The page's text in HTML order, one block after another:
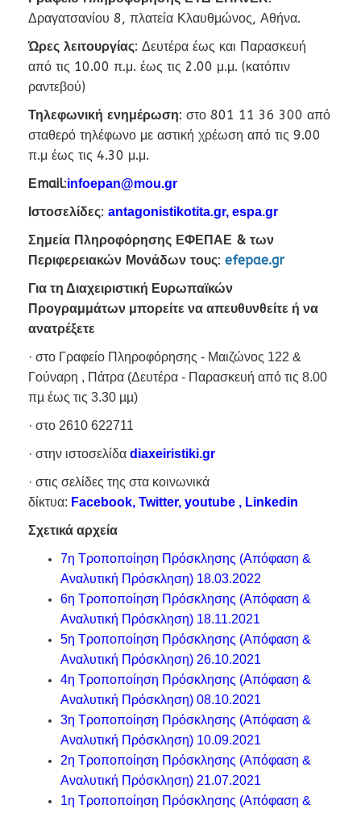
Δραγατσανίου 8, πλατεία Κλαυθμώνος, Αθήνα.
Ώρες λειτουργίας: Δευτέρα έως και Παρασκευή
από τις 10.00 π.μ. έως τις 2.00 μ.μ. (κατόπιν
ραντεβού)
Τηλεφωνική ενημέρωση: στο 801 11 36 300 από
σταθερό τηλέφωνο με αστική χρέωση από τις 9.00
π.μ έως τις 4.30 μ.μ.
Εmail:infoepan@mou.gr
Ιστοσελίδες: antagonistikotita.gr, espa.gr
Σημεία Πληροφόρησης ΕΦΕΠΑΕ & των
Περιφερειακών Μονάδων τους: efepae.gr
Για τη Διαχειριστική Ευρωπαϊκών
Προγραμμάτων μπορείτε να απευθυνθείτε ή να
ανατρέξετε
· στο Γραφείο Πληροφόρησης - Μαιζώνος 122 &
Γούναρη , Πάτρα (Δευτέρα - Παρασκευή από τις 8.00
πµ έως τις 3.30 µµ)
· στο 2610 622711
· στην ιστοσελίδα diaxeiristiki.gr
· στις σελίδες της στα κοινωνικά
δίκτυα: Facebook, Twitter, youtube , Linkedin
Σχετικά αρχεία
7η Τροποποίηση Πρόσκλησης (Απόφαση &
Αναλυτική Πρόσκληση) 18.03.2022
6η Τροποποίηση Πρόσκλησης (Απόφαση &
Αναλυτική Πρόσκληση) 18.11.2021
5η Τροποποίηση Πρόσκλησης (Απόφαση &
Αναλυτική Πρόσκληση) 26.10.2021
4η Τροποποίηση Πρόσκλησης (Απόφαση &
Αναλυτική Πρόσκληση) 08.10.2021
3η Τροποποίηση Πρόσκλησης (Απόφαση &
Αναλυτική Πρόσκληση) 10.09.2021
2η Τροποποίηση Πρόσκλησης (Απόφαση &
Αναλυτική Πρόσκληση) 21.07.2021
1η Τροποποίηση Πρόσκλησης (Απόφαση &